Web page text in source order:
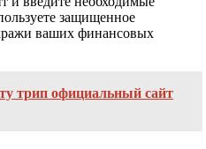
защищенное
ваших финансовых
трип официальный сайт